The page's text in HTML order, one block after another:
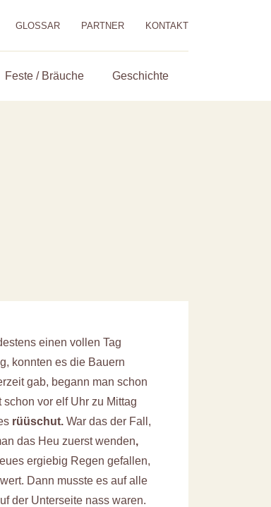
GLOSSAR PARTNER KONTAKT
Feste / Bräuche Geschichte
einen vollen Tag
konnten es die Bauern
gab, begann man schon
vor elf Uhr zu Mittag
rüüschut. War das der Fall,
das Heu zuerst wenden,
ergiebig Regen gefallen,
Dann musste es auf alle
der Unterseite nass waren.